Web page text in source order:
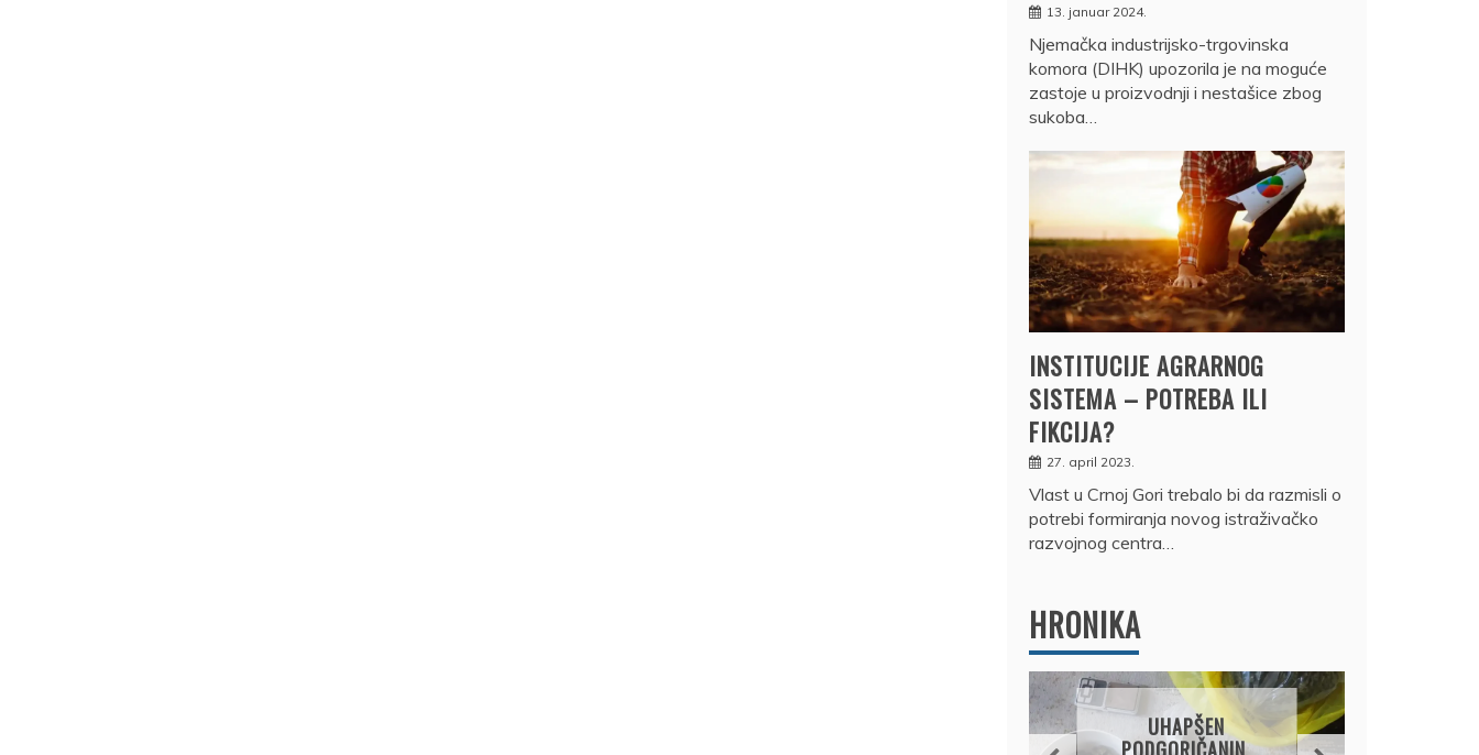
13. januar 2024.
Njemačka industrijsko-trgovinska
komora (DIHK) upozorila je na moguće
zastoje u proizvodnji i nestašice zbog
sukoba…
INSTITUCIJE AGRARNOG
SISTEMA – POTREBA ILI
FIKCIJA?
27. april 2023.
Vlast u Crnoj Gori trebalo bi da razmisli o
potrebi formiranja novog istraživačko
razvojnog centra…
HRONIKA
UHAPŠEN